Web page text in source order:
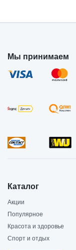
Мы принимаем
Каталог
Акции
Популярное
Красота и здоровье
Спорт и отдых